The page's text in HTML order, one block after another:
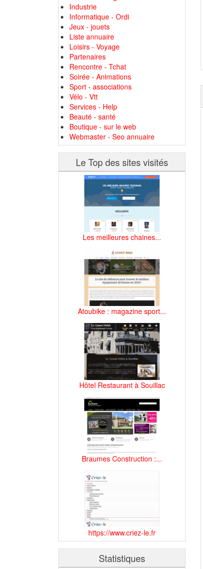
Industrie
Informatique - Ordi
Jeux - jouets
Liste annuaire
Loisirs - Voyage
Partenaires
Rencontre - Tchat
Soirée - Animations
Sport - associations
Vélo - Vtt
Services - Help
Beauté - santé
Boutique - sur le web
Webmaster - Seo annuaire
Le Top des sites visités
Les meilleures chaines...
Atoubike : magazine sport...
Hôtel Restaurant à Souillac
Braumes Construction :...
https://www.criez-le.fr
Statistiques